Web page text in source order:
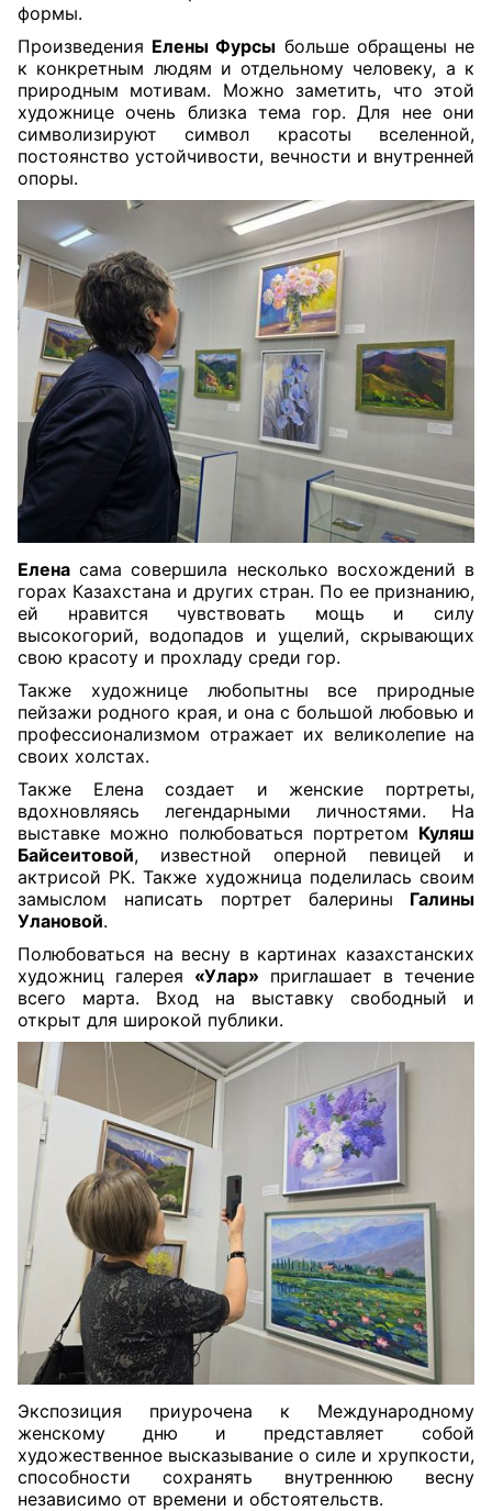
формы.
Произведения Елены Фурсы больше обращены не
к конкретным людям и отдельному человеку, а к
природным мотивам. Можно заметить, что этой
художнице очень близка тема гор. Для нее они
символизируют символ красоты вселенной,
постоянство устойчивости, вечности и внутренней
опоры.
Елена сама совершила несколько восхождений в
горах Казахстана и других стран. По ее признанию,
ей нравится чувствовать мощь и силу
высокогорий, водопадов и ущелий, скрывающих
свою красоту и прохладу среди гор.
Также художнице любопытны все природные
пейзажи родного края, и она с большой любовью и
профессионализмом отражает их великолепие на
своих холстах.
Также Елена создает и женские портреты,
вдохновляясь легендарными личностями. На
выставке можно полюбоваться портретом Куляш
Байсеитовой, известной оперной певицей и
актрисой РК. Также художница поделилась своим
замыслом написать портрет балерины Галины
Улановой.
Полюбоваться на весну в картинах казахстанских
художниц галерея «Улар» приглашает в течение
всего марта. Вход на выставку свободный и
открыт для широкой публики.
Экспозиция приурочена к Международному
женскому дню и представляет собой
художественное высказывание о силе и хрупкости,
способности сохранять внутреннюю весну
независимо от времени и обстоятельств.